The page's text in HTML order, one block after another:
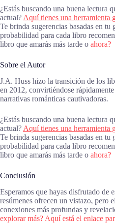
¿Estás buscando una buena lectura
actual? Aquí tienes una herramienta
Te brinda sugerencias basadas en
probabilidad para cada libro
libro que amarás más tarde o ahora?
Sobre el Autor
J.A. Huss hizo la transición de los
en 2012, convirtiéndose
narrativas románticas cautivadoras.
¿Estás buscando una buena lectura
actual? Aquí tienes una herramienta
Te brinda sugerencias basadas en
probabilidad para cada libro
libro que amarás más tarde o ahora?
Conclusión
Esperamos que hayas disfrutado de
resúmenes ofrecen un vistazo, pero
conexiones más profundas y
explorar más? Aquí está el enlace